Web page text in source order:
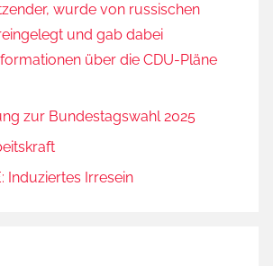
wurde von russischen
und gab dabei
über die CDU-Pläne
zur Bundestagswahl 2025
Induziertes Irresein